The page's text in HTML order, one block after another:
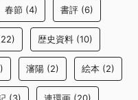
春節 (4) 書評 (6)
歴史資料 (10)
瀋陽 (2) 絵本 (2)
(3) 連環画 (20)